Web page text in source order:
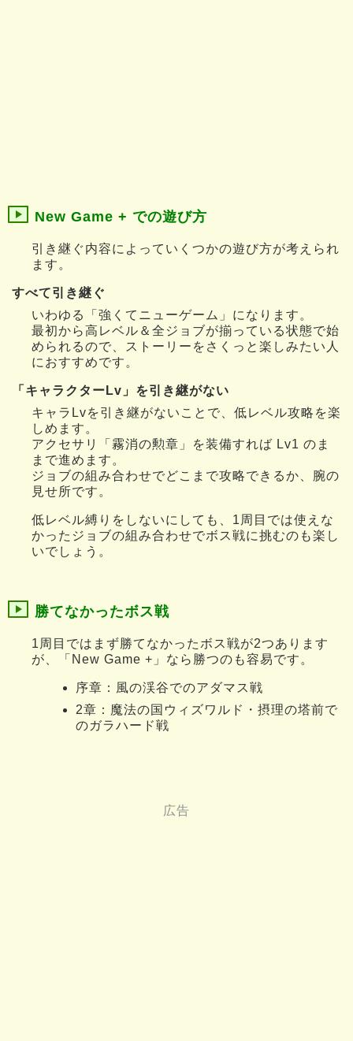
New Game + での遊び方
引き継ぐ内容によっていくつかの遊び方が考えられ
ます。
すべて引き継ぐ
いわゆる「強くてニューゲーム」になります。
最初から高レベル＆全ジョブが揃っている状態で始
められるので、ストーリーをさくっと楽しみたい人
におすすめです。
「キャラクターLv」を引き継がない
キャラLvを引き継がないことで、低レベル攻略を楽
しめます。
アクセサリ「霧消の勲章」を装備すれば Lv1 のま
まで進めます。
ジョブの組み合わせでどこまで攻略できるか、腕の
見せ所です。
低レベル縛りをしないにしても、1周目では使えな
かったジョブの組み合わせでボス戦に挑むのも楽し
いでしょう。
勝てなかったボス戦
1周目ではまず勝てなかったボス戦が2つあります
が、「New Game +」なら勝つのも容易です。
序章：風の渓谷でのアダマス戦
2章：魔法の国ウィズワルド・摂理の塔前で
のガラハード戦